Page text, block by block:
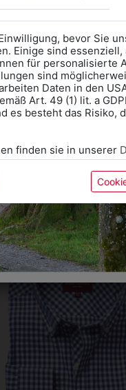
3405004S07
HEMD
€ 32,90
bevor Sie
Einige sind
für personalisierte
sind
Daten in den
Art. 49 (1) lit. a
es besteht das Risiko,
finden sie in unserer